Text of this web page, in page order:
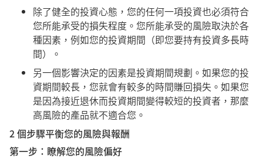
除了健全的投資心態，您的任何一項投資也必須符合
您所能承受的損失程度。您所能承受的風險取決於各
種因素，例如您的投資期間（即您要持有投資多長時
間）。
另一個影響決定的因素是投資期間規劃。如果您的投
資期間較長，您就會有較多的時間賺回損失。如果您
是因為接近退休而投資期間變得較短的投資者，那麼
高風險的產品就不適合您。
2 個步驟平衡您的風險與報酬
第一步：瞭解您的風險偏好